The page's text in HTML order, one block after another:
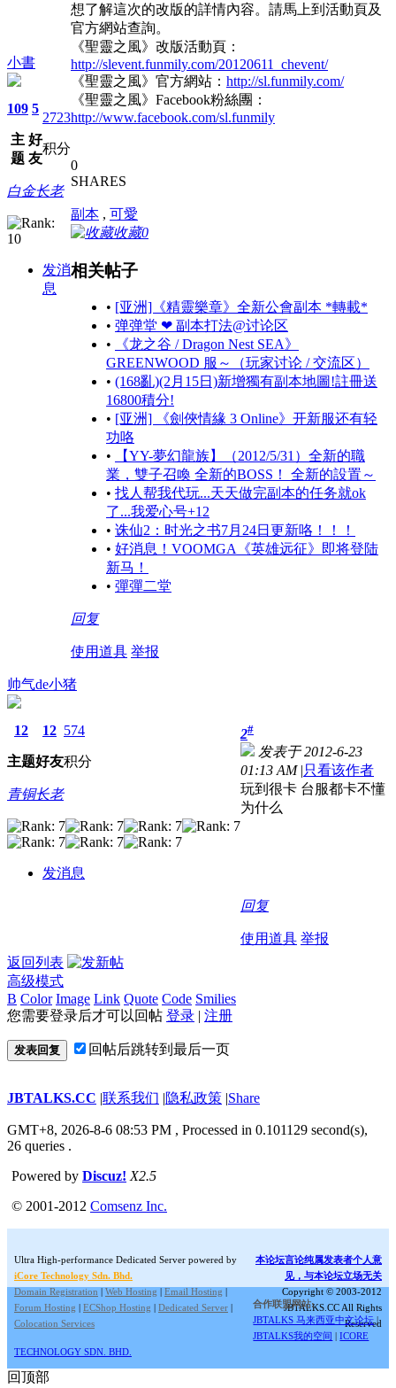
小書
109
主
题
5
好
友
2723
积分
白金长老
发消
息
想了解這次的改版的詳情內容。請馬上到活動頁及
官方網站查詢。
《聖靈之風》改版活動頁：
http://slevent.funmily.com/20120611_chevent/
《聖靈之風》官方網站： http://sl.funmily.com/
《聖靈之風》Facebook粉絲團：
http://www.facebook.com/sl.funmily
0
SHARES
副本 , 可愛
收藏0
相关帖子
• [亚洲]《精靈樂章》全新公會副本 *轉載*
• 弹弹堂 ❤ 副本打法@讨论区
•
《龙之谷 / Dragon Nest SEA》
GREENWOOD 服～（玩家讨论 / 交流区）
• (168亂)(2月15日)新增獨有副本地圖!註冊送
16800積分!
• [亚洲] 《劍俠情緣 3 Online》开新服还有轻
功咯
•
【YY-夢幻龍族】（2012/5/31）全新的職
業，雙子召喚 全新的BOSS！ 全新的設置～
• 找人帮我代玩...天天做完副本的任务就ok
了...我爱心号+12
• 诛仙2：时光之书7月24日更新咯！！！
• 好消息！VOOMGA《英雄远征》即将登陆
新马！
• 彈彈二堂
回复
使用道具 举报
帅气de小猪
12
主题
12
好友
574
积分
青铜长老
发消息
2#
发表于 2012-6-23
01:13 AM |只看该作者
玩到很卡 台服都卡不懂
为什么
回复
使用道具 举报
返回列表
高级模式
B Color Image Link Quote Code Smilies
您需要登录后才可以回帖 登录 | 注册
发表回复 回帖后跳转到最后一页
JBTALKS.CC |联系我们 |隐私政策 |Share
GMT+8, 2026-8-6 08:53 PM , Processed in 0.101129 second(s),
26 queries .
Powered by Discuz! X2.5
© 2001-2012 Comsenz Inc.
Ultra High-performance Dedicated Server powered by
iCore Technology Sdn. Bhd.
Domain Registration | Web Hosting | Email Hosting |
Forum Hosting | ECShop Hosting | Dedicated Server |
Colocation Services
本论坛言论纯属发表者个人意
见，与本论坛立场无关
Copyright © 2003-2012
JBTALKS.CC All Rights
Reserved
合作联盟网站:
JBTALKS 马来西亚中文论坛 |
JBTALKS我的空间 |ICORE
TECHNOLOGY SDN. BHD.
回顶部